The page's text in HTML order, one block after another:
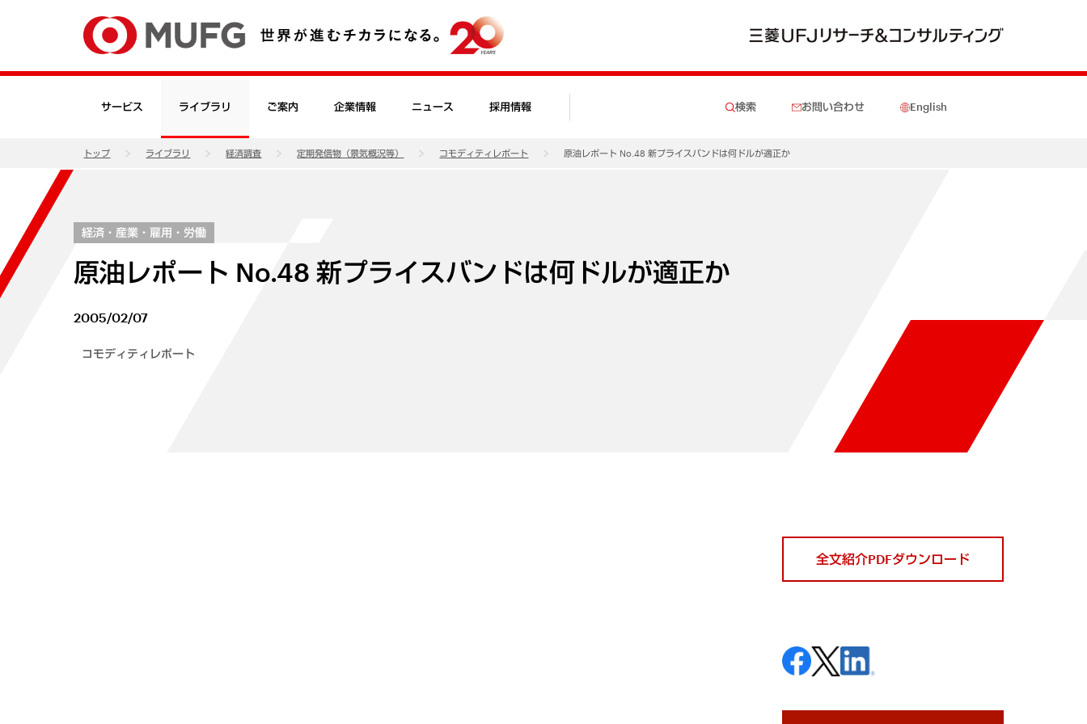
サービス ライブラリ ご案内 企業情報 ニュース 採用情報 検索 お問い合わせ English
トップ ライブラリ 経済調査 定期発信物（景気概況等） コモディティレポート 原油レポート No.48 新プライスバンドは何ドルが適正か
経済・産業・雇用・労働
原油レポート No.48 新プライスバンドは何ドルが適正か
2005/02/07
コモディティレポート
全文紹介PDFダウンロード